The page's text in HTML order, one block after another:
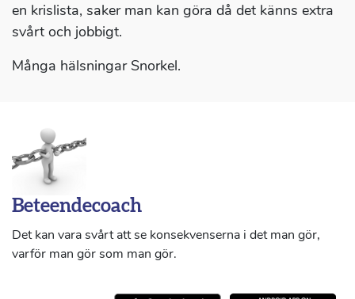
en krislista, saker man kan göra då det känns extra
svårt och jobbigt.
Många hälsningar Snorkel.
Beteendecoach
Det kan vara svårt att se konsekvenserna i det man gör,
varför man gör som man gör.